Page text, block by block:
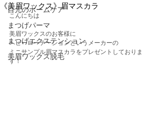
目元のホームケア
まつげパーマ
まつげエクステンション
美眉ワックス脱毛
《美眉ワックス》眉マスカラ
こんにちは
美眉ワックスのお客様に
ヘビーローテーションというメーカーの
ミニサンプル眉マスカラをプレゼントしておりま
す！